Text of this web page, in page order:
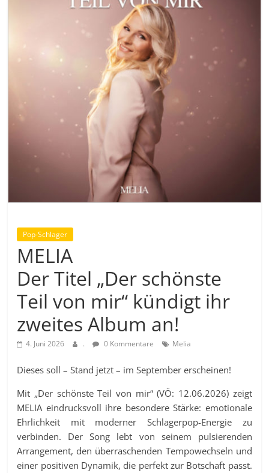
Pop-Schlager
MELIA
Der Titel „Der schönste
Teil von mir“ kündigt ihr
zweites Album an!
4. Juni 2026 . 0 Kommentare Melia
Dieses soll – Stand jetzt – im September erscheinen!
Mit „Der schönste Teil von mir“ (VÖ: 12.06.2026) zeigt
MELIA eindrucksvoll ihre besondere Stärke: emotionale
Ehrlichkeit mit moderner Schlagerpop-Energie zu
verbinden. Der Song lebt von seinem pulsierenden
Arrangement, den überraschenden Tempowechseln und
einer positiven Dynamik, die perfekt zur Botschaft passt.